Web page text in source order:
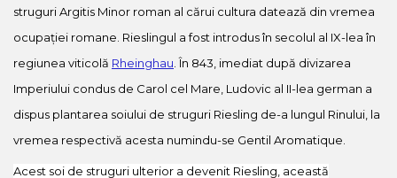
Domenii
Domeniile Zinck
Castell del Remei
Sortare Dupa Soiul De Vita
struguri Argitis Minor roman al cărui cultura datează din vremea
ocupației romane. Rieslingul a fost introdus în secolul al IX-lea în
regiunea viticolă Rheinghau. În 843, imediat după divizarea
Imperiului condus de Carol cel Mare, Ludovic al II-lea german a
dispus plantarea soiului de struguri Riesling de-a lungul Rinului, la
vremea respectivă acesta numindu-se Gentil Aromatique.
Acest soi de struguri ulterior a devenit Riesling, această